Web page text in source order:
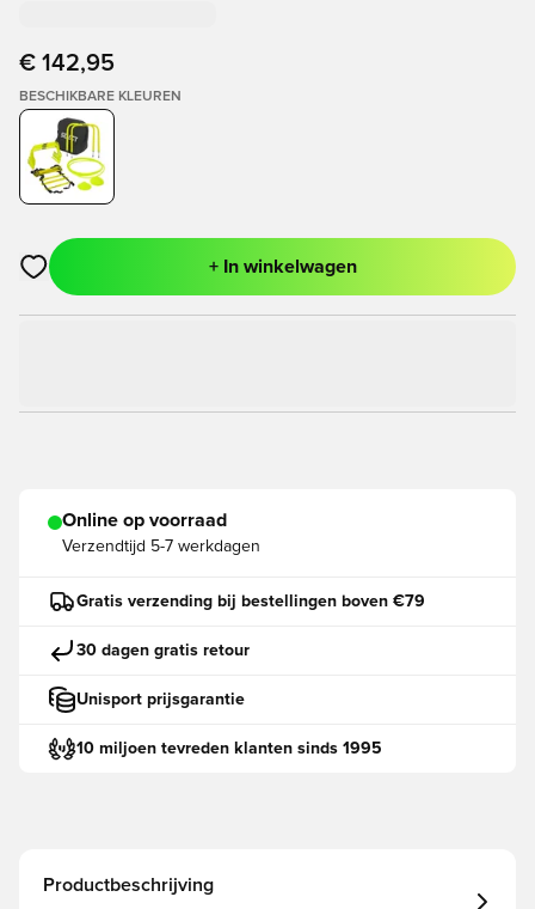
€ 142,95
BESCHIKBARE KLEUREN
Opent een venster om in te loggen of je aan te melden als lid
+ In winkelwagen
Online op voorraad
Verzendtijd 5-7 werkdagen
Gratis verzending bij bestellingen boven €79
30 dagen gratis retour
Unisport prijsgarantie
10 miljoen tevreden klanten sinds 1995
Productbeschrijving